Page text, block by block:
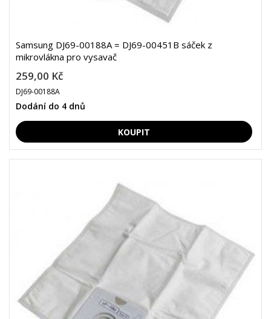
Samsung DJ69-00188A = DJ69-00451B sáček z
mikrovlákna pro vysavač
259,00 Kč
DJ69-00188A
Dodání do 4 dnů